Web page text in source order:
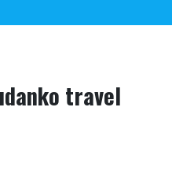
travel